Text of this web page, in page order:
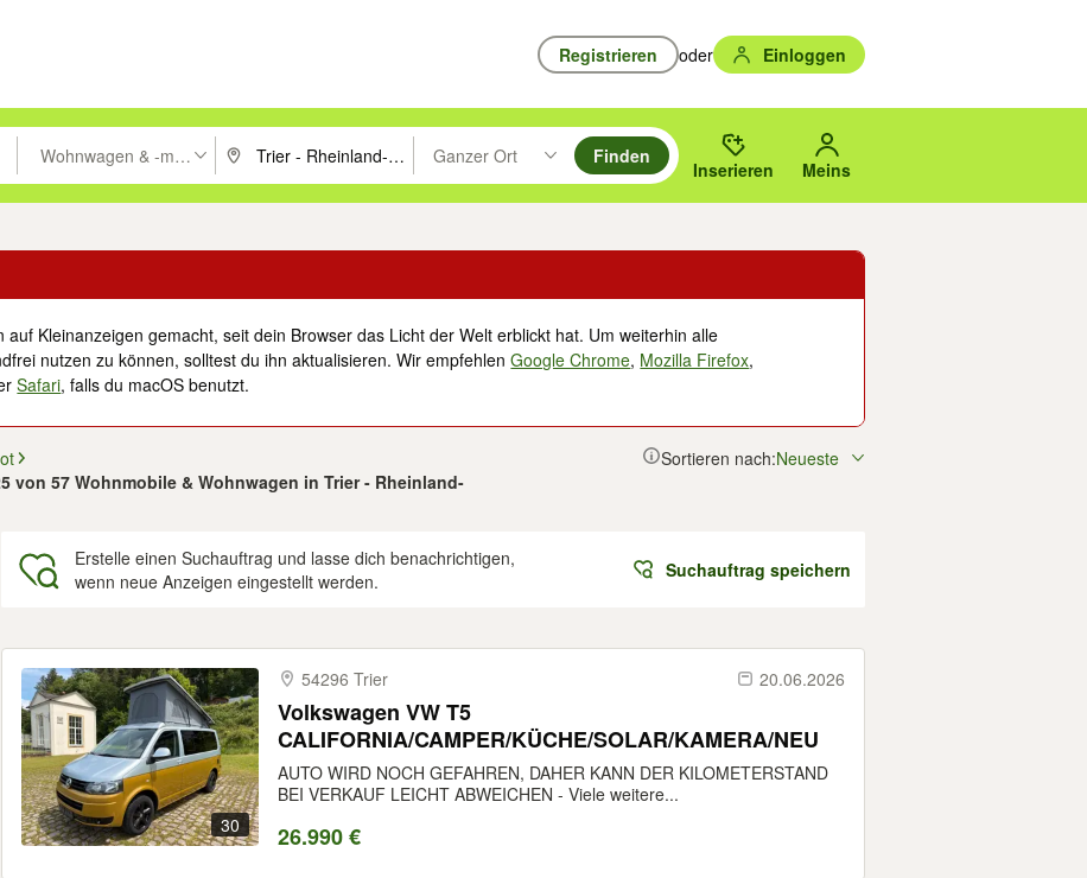
Registrieren oder Einloggen
um zu suchen, oder Vorschläge mit den Pfeiltasten nach oben/unten durchsuchen und mit Eingabetaste auswählen.
Wohnwagen & -mobile PLZ oder Ort eingeben. Eingabetaste drücken um zu suchen, oder Vorschläge mit den Pfeiltasten nach oben/
Ganzer Ort
Suche im Umkreis des gewählten Orts oder PLZ.
Finden
Inserieren Meins
auf Kleinanzeigen gemacht, seit dein Browser das Licht der Welt erblickt hat. Um weiterhin alle
nutzen zu können, solltest du ihn aktualisieren. Wir empfehlenGoogle Chrome, Mozilla Firefox,
Safari, falls du macOS benutzt.
von 57 Wohnmobile & Wohnwagen in Trier - Rheinland-
Sortieren nach:Neueste
Erstelle einen Suchauftrag und lasse dich benachrichtigen,
wenn neue Anzeigen eingestellt werden.
Suchauftrag speichern
30
54296 Trier 20.06.2026
Volkswagen VW T5
CALIFORNIA/CAMPER/KÜCHE/SOLAR/KAMERA/NEU
AUTO WIRD NOCH GEFAHREN, DAHER KANN DER KILOMETERSTAND
BEI VERKAUF LEICHT ABWEICHEN - Viele weitere...
26.990 €